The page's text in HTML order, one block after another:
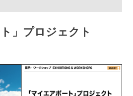
」プロジェクト